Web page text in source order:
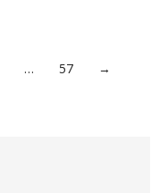
… 57 →